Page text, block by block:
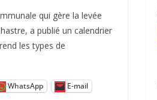
qui gère la levée
a publié un calendrier
les types de
WhatsApp E-mail